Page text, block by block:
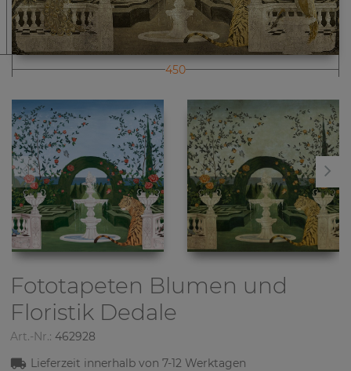
450
Fototapeten Blumen und
Floristik Dedale
Art.-Nr.: 462928
Lieferzeit innerhalb von7-12 Werktagen